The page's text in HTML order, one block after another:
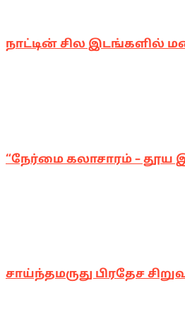
நாட்டின் சில இடங்களில்
“நேர்மை கலாசாரம் – தூய
சாய்ந்தமருது பிரதேச